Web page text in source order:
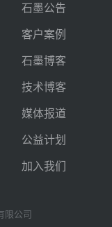
石墨公告
客户案例
石墨博客
技术博客
媒体报道
公益计划
加入我们
限公司